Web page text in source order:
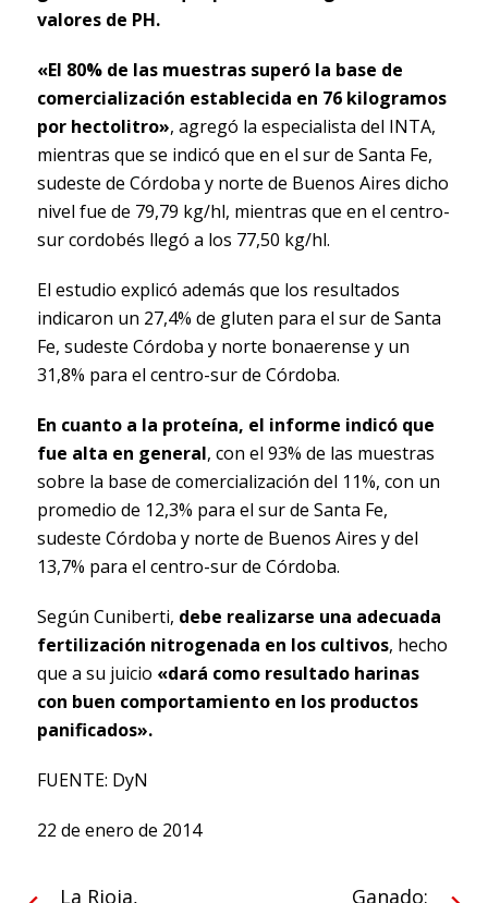
valores de PH.
«El 80% de las muestras superó la base de
comercialización establecida en 76 kilogramos
por hectolitro», agregó la especialista del INTA,
mientras que se indicó que en el sur de Santa Fe,
sudeste de Córdoba y norte de Buenos Aires dicho
nivel fue de 79,79 kg/hl, mientras que en el centro-
sur cordobés llegó a los 77,50 kg/hl.
El estudio explicó además que los resultados
indicaron un 27,4% de gluten para el sur de Santa
Fe, sudeste Córdoba y norte bonaerense y un
31,8% para el centro-sur de Córdoba.
En cuanto a la proteína, el informe indicó que
fue alta en general, con el 93% de las muestras
sobre la base de comercialización del 11%, con un
promedio de 12,3% para el sur de Santa Fe,
sudeste Córdoba y norte de Buenos Aires y del
13,7% para el centro-sur de Córdoba.
Según Cuniberti, debe realizarse una adecuada
fertilización nitrogenada en los cultivos, hecho
que a su juicio «dará como resultado harinas
con buen comportamiento en los productos
panificados».
FUENTE: DyN
22 de enero de 2014
La Rioja,
Ganado: